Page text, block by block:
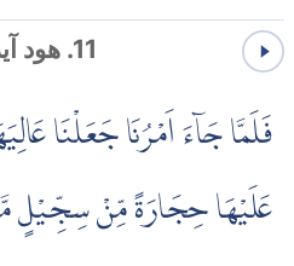
11. هود آیه 82
فَلَمَّا جَاۤءَ اَمْرُنَا جَعَلْنَا
عَلَيْهَا حِجَارَةً مِّنْ سِجِّيْلٍ